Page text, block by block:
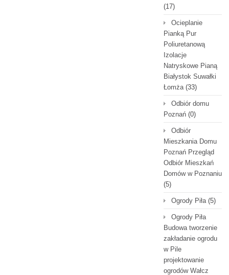
(17)
Ocieplanie
Pianką Pur
Poliuretanową
Izolacje
Natryskowe Pianą
Białystok Suwałki
Łomża(33)
Odbiór domu
Poznań (0)
Odbiór
Mieszkania Domu
Poznań Przegląd
Odbiór Mieszkań
Domów w Poznaniu
(5)
Ogrody Piła(5)
Ogrody Piła
Budowa tworzenie
zakładanie ogrodu
w Pile
projektowanie
ogrodów Wałcz